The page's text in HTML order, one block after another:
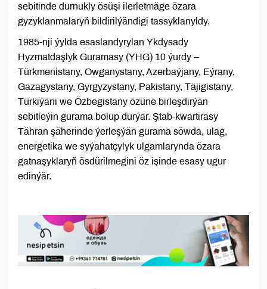
sebitinde durnukly ösüşi ilerletmäge özara
gyzyklanmalaryň bildirilýändigi tassyklanyldy.
1985-nji ýylda esaslandyrylan Ykdysady
Hyzmatdaşlyk Guramasy (YHG) 10 ýurdy –
Türkmenistany, Owganystany, Azerbaýjany, Eýrany,
Gazagystany, Gyrgyzystany, Pakistany, Täjigistany,
Türkiýäni we Özbegistany özüne birleşdirýän
sebitleýin gurama bolup durýar. Ştab-kwartirasy
Tähran şäherinde ýerleşýän gurama söwda, ulag,
energetika we syýahatçylyk ulgamlarynda özara
gatnaşyklaryň ösdürilmegini öz işinde esasy ugur
edinýär.